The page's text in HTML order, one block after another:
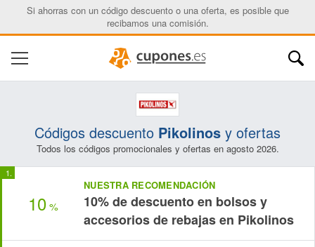
Si ahorras con un código descuento o una oferta, es posible que
recibamos una comisión.
Códigos descuento Pikolinos y ofertas
Todos los códigos promocionales y ofertas en agosto 2026.
10 %
NUESTRA RECOMENDACIÓN
10% de descuento en bolsos y
accesorios de rebajas en Pikolinos